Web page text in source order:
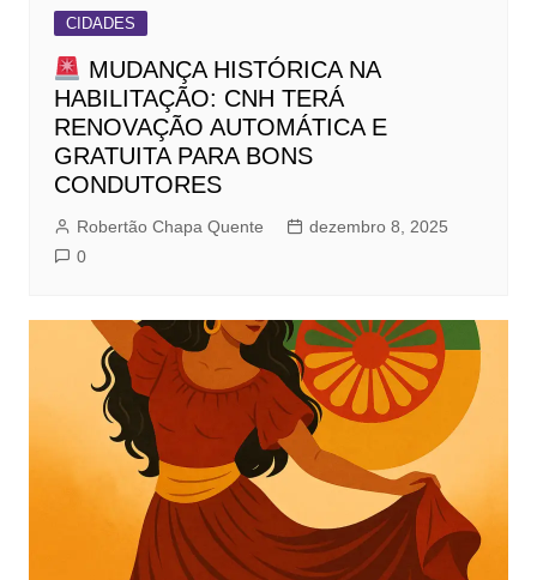
CIDADES
MUDANÇA HISTÓRICA NA
HABILITAÇÃO: CNH TERÁ
RENOVAÇÃO AUTOMÁTICA E
GRATUITA PARA BONS
CONDUTORES
Robertão Chapa Quente
dezembro 8, 2025
0